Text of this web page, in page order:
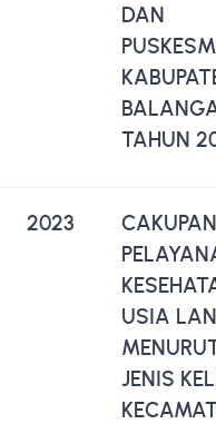
DAN
TAHUN
2023
CAKUPAN
USIA
JENIS